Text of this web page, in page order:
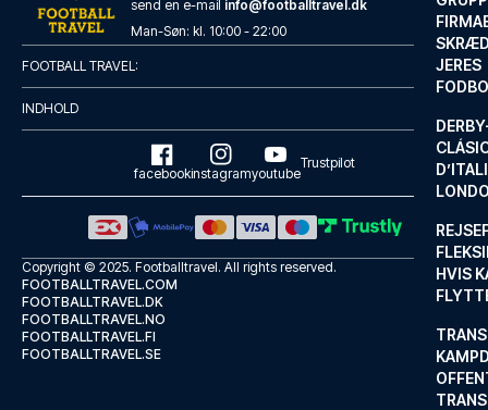
JERES
HVIS
send en e-mail info@footballtravel.dk
Man-Søn: kl. 10:00 - 22:00
FOOTBALL TRAVEL:
INDHOLD
facebookinstagramyoutube
Trustpilot
Copyright © 2025. Footballtravel. All rights reserved.
FOOTBALLTRAVEL.COM
FOOTBALLTRAVEL.DK
FOOTBALLTRAVEL.NO
FOOTBALLTRAVEL.FI
FOOTBALLTRAVEL.SE